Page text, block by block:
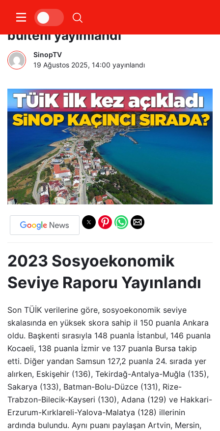
Sosyoekonomik Seviye 2023
bülteni yayımlandı
SinopTV
19 Ağustos 2025, 14:00 yayınlandı
2023 Sosyoekonomik
Seviye Raporu Yayınlandı
Son TÜİK verilerine göre, sosyoekonomik seviye
skalasında en yüksek skora sahip il 150 puanla Ankara
oldu. Başkenti sırasıyla 148 puanla İstanbul, 146 puanla
Kocaeli, 138 puanla İzmir ve 137 puanla Bursa takip
etti. Diğer yandan Samsun 127,2 puanla 24. sırada yer
alırken, Eskişehir (136), Tekirdağ-Antalya-Muğla (135),
Sakarya (133), Batman-Bolu-Düzce (131), Rize-
Trabzon-Bilecik-Kayseri (130), Adana (129) ve Hakkari-
Erzurum-Kırklareli-Yalova-Malatya (128) illerinin
ardında bulundu. Aynı puanı paylaşan Artvin, Mersin,